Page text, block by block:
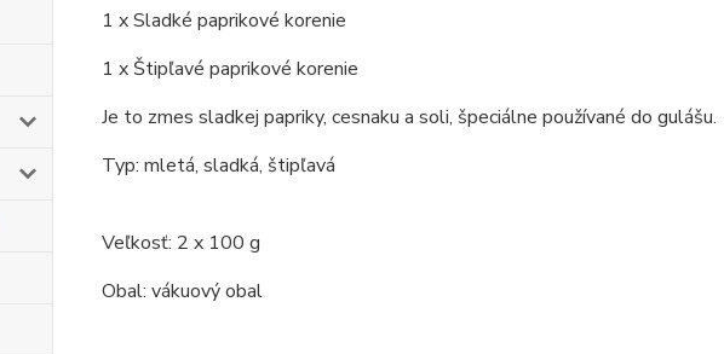
1 x Sladké paprikové korenie
1 x Štipľavé paprikové korenie
Je to zmes sladkej papriky, cesnaku a soli, špeciálne používané do gulášu.
Typ: mletá, sladká, štipľavá
Veľkosť: 2 x 100 g
Obal: vákuový obal